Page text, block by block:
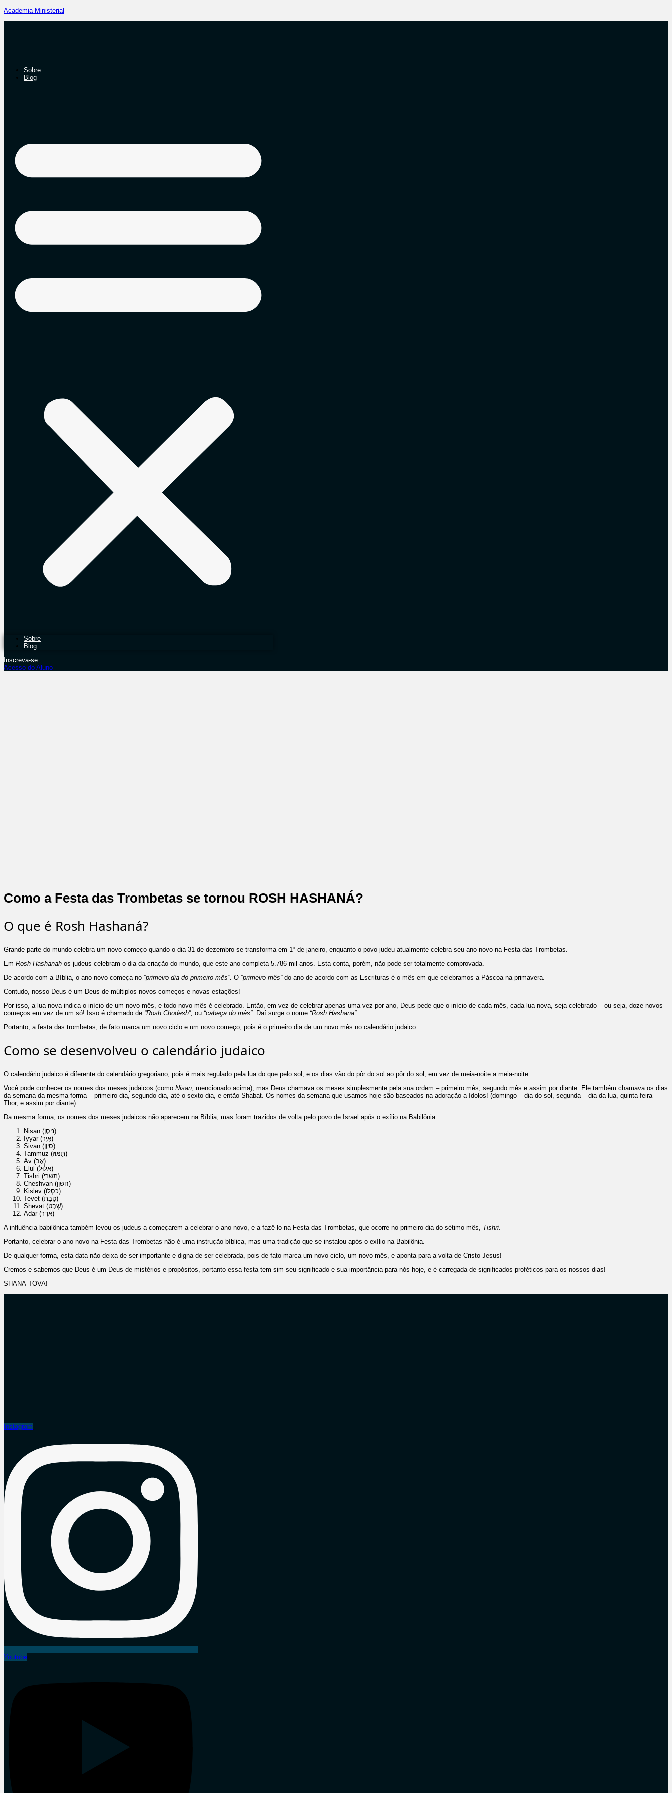
Academia Ministerial
Sobre
Blog
Sobre
Blog
Inscreva-se
Acesso do Aluno
Como a Festa das Trombetas se tornou ROSH HASHANÁ?
O que é Rosh Hashaná?
Grande parte do mundo celebra um novo começo quando o dia 31 de dezembro se transforma em 1º de janeiro, enquanto o povo judeu atualmente celebra seu ano novo na Festa das Trombetas.
Em Rosh Hashanah os judeus celebram o dia da criação do mundo, que este ano completa 5.786 mil anos. Esta conta, porém, não pode ser totalmente comprovada.
De acordo com a Bíblia, o ano novo começa no “primeiro dia do primeiro mês”. O “primeiro mês”do ano de acordo com as Escrituras é o mês em que celebramos a Páscoa na primavera.
Contudo, nosso Deus é um Deus de múltiplos novos começos e novas estações!
Por isso, a lua nova indica o início de um novo mês, e todo novo mês é celebrado. Então, em vez de celebrar apenas uma vez por ano, Deus pede que o início de cada mês, cada lua nova, seja celebrado – ou seja, doze novos
começos em vez de um só! Isso é chamado de “Rosh Chodesh”, ou “cabeça do mês”. Daí surge o nome “Rosh Hashana”
Portanto, a festa das trombetas, de fato marca um novo ciclo e um novo começo, pois é o primeiro dia de um novo mês no calendário judaico.
Como se desenvolveu o calendário judaico
O calendário judaico é diferente do calendário gregoriano, pois é mais regulado pela lua do que pelo sol, e os dias vão do pôr do sol ao pôr do sol, em vez de meia-noite a meia-noite.
Você pode conhecer os nomes dos meses judaicos (como Nisan , mencionado acima), mas Deus chamava os meses simplesmente pela sua ordem – primeiro mês, segundo mês e assim por diante. Ele também chamava os dias
da semana da mesma forma – primeiro dia, segundo dia, até o sexto dia, e então Shabat. Os nomes da semana que usamos hoje são baseados na adoração a ídolos! (domingo – dia do sol, segunda – dia da lua, quinta-feira –
Thor, e assim por diante).
Da mesma forma, os nomes dos meses judaicos não aparecem na Bíblia, mas foram trazidos de volta pelo povo de Israel após o exílio na Babilônia:
Nisan (נִיסָן)
Iyyar (אִיָּר)
Sivan (סִיוָן)
Tammuz (תַּמּוּז)
Av (אָב)
Elul (אֱלוּל)
Tishri (תִּשׁרִי)
Cheshvan (חֶשְׁוָן)
Kislev (כִּסְלֵו)
Tevet (טֵבֵת)
Shevat (שְׁבָט)
Adar (אֲדָר)
A influência babilônica também levou os judeus a começarem a celebrar o ano novo, e a fazê-lo na Festa das Trombetas, que ocorre no primeiro dia do sétimo mês, Tishri
Portanto, celebrar o ano novo na Festa das Trombetas não é uma instrução bíblica, mas uma tradição que se instalou após o exílio na Babilônia.
De qualquer forma, esta data não deixa de ser importante e digna de ser celebrada, pois de fato marca um novo ciclo, um novo mês, e aponta para a volta de Cristo Jesus!
Cremos e sabemos que Deus é um Deus de mistérios e propósitos, portanto essa festa tem sim seu significado e sua importância para nós hoje, e é carregada de significados proféticos para os nossos dias!
SHANA TOVA!
Instagram
Youtube